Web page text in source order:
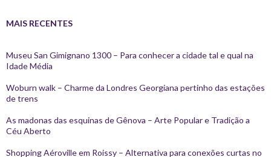
MAIS RECENTES
Museu San Gimignano 1300 – Para conhecer a cidade tal e qual na
Idade Média
Woburn walk – Charme da Londres Georgiana pertinho das estações
de trens
As madonas das esquinas de Gênova – Arte Popular e Tradição a
Céu Aberto
Shopping Aéroville em Roissy – Alternativa para conexões curtas no